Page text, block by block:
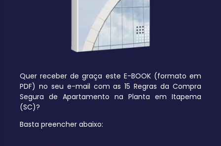
Quer receber de graça este E-BOOK (formato em
PDF) no seu e-mail com as 15 Regras da Compra
Segura de Apartamento na Planta em Itapema
(SC)?
Basta preencher abaixo: